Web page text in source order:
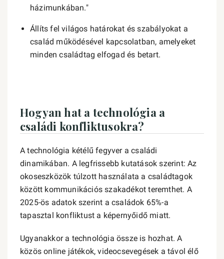
házimunkában."
Állíts fel világos határokat és szabályokat a
család működésével kapcsolatban, amelyeket
minden családtag elfogad és betart.
Hogyan hat a technológia a
családi konfliktusokra?
A technológia kétélű fegyver a családi
dinamikában. A legfrissebb kutatások szerint: Az
okoseszközök túlzott használata a családtagok
között kommunikációs szakadékot teremthet. A
2025-ös adatok szerint a családok 65%-a
tapasztal konfliktust a képernyőidő miatt.
Ugyanakkor a technológia össze is hozhat. A
közös online játékok, videocsevegések a távol élő